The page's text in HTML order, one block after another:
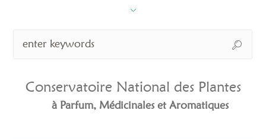
Conservatoire National des Plantes
à Parfum, Médicinales et Aromatiques